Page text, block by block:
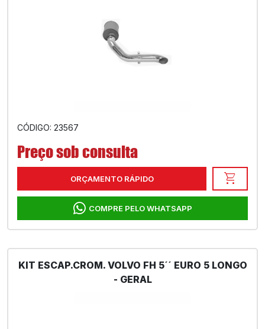
CÓDIGO: 23567
Preço sob consulta
ORÇAMENTO RÁPIDO shopping_cart
COMPRE PELO WHATSAPP
KIT ESCAP.CROM. VOLVO FH 5´´ EURO 5 LONGO
- GERAL